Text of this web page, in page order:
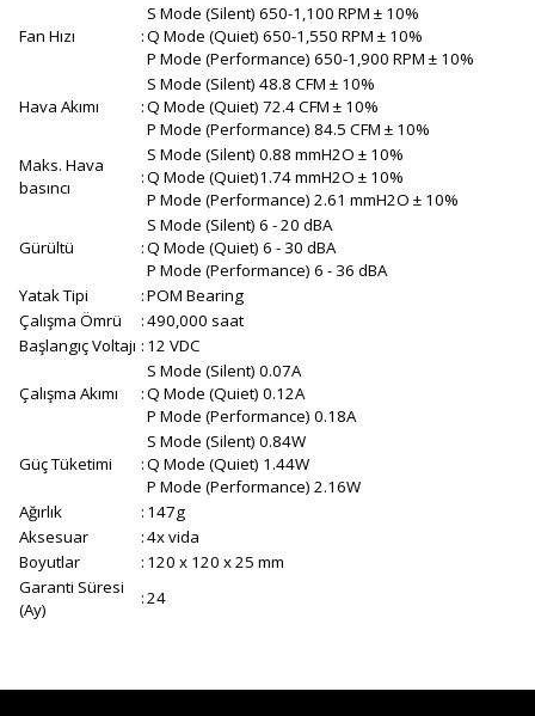
Fan Hızı :
S Mode (Silent) 650-1,100 RPM ± 10%
Q Mode (Quiet) 650-1,550 RPM ± 10%
P Mode (Performance) 650-1,900 RPM ± 10%
Hava Akımı :
S Mode (Silent) 48.8 CFM ± 10%
Q Mode (Quiet) 72.4 CFM ± 10%
P Mode (Performance) 84.5 CFM ± 10%
Maks. Hava
basıncı
:
S Mode (Silent) 0.88 mmH2O ± 10%
Q Mode (Quiet)1.74 mmH2O ± 10%
P Mode (Performance) 2.61 mmH2O ± 10%
Gürültü :
S Mode (Silent) 6 - 20 dBA
Q Mode (Quiet) 6 - 30 dBA
P Mode (Performance) 6 - 36 dBA
Yatak Tipi
:POM Bearing
Çalışma Ömrü
:490,000 saat
Başlangıç Voltajı : 12 VDC
Çalışma Akımı :
S Mode (Silent) 0.07A
Q Mode (Quiet) 0.12A
P Mode (Performance) 0.18A
Güç Tüketimi :
S Mode (Silent) 0.84W
Q Mode (Quiet) 1.44W
P Mode (Performance) 2.16W
Ağırlık
: 147g
Aksesuar
:4x vida
Boyutlar
: 120 x 120 x 25 mm
Garanti Süresi
(Ay)
:24